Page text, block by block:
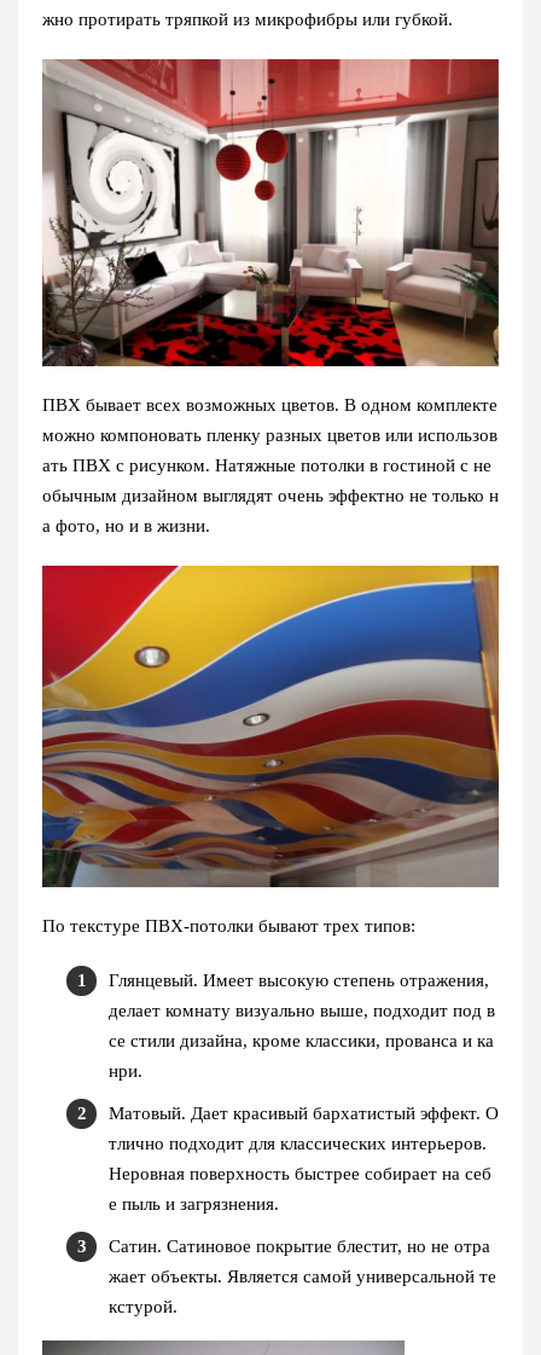
жно протирать тряпкой из микрофибры или губкой.
ПВХ бывает всех возможных цветов. В одном комплекте
можно компоновать пленку разных цветов или использов
ать ПВХ с рисунком. Натяжные потолки в гостиной с не
обычным дизайном выглядят очень эффектно не только н
а фото, но и в жизни.
По текстуре ПВХ-потолки бывают трех типов:
Глянцевый. Имеет высокую степень отражения,
делает комнату визуально выше, подходит под в
се стили дизайна, кроме классики, прованса и ка
нри.
Матовый. Дает красивый бархатистый эффект. О
тлично подходит для классических интерьеров.
Неровная поверхность быстрее собирает на себ
е пыль и загрязнения.
Сатин. Сатиновое покрытие блестит, но не отра
жает объекты. Является самой универсальной те
кстурой.